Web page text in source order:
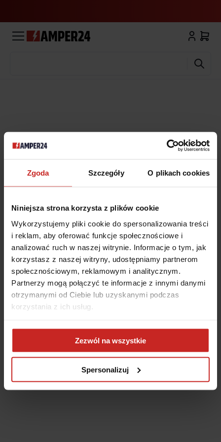
Zgoda Szczegóły O plikach cookies
Niniejsza strona korzysta z plików cookie
Wykorzystujemy pliki cookie do spersonalizowania treści
i reklam, aby oferować funkcje społecznościowe i
analizować ruch w naszej witrynie. Informacje o tym, jak
korzystasz z naszej witryny, udostępniamy partnerom
społecznościowym, reklamowym i analitycznym.
Partnerzy mogą połączyć te informacje z innymi danymi
otrzymanymi od Ciebie lub uzyskanymi podczas
korzystania z ich usług.
Zezwól na wszystkie
Spersonalizuj
browser console for more information)